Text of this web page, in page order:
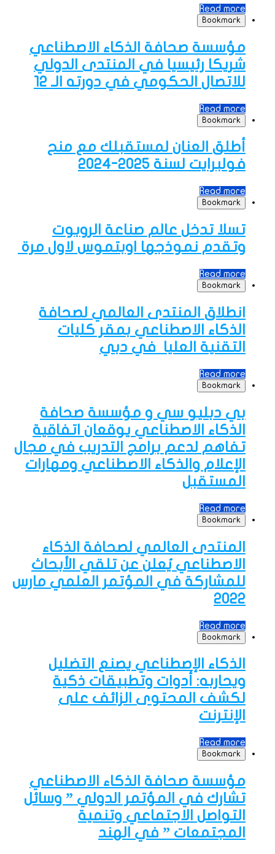
Read more
Bookmark
مؤسسة صحافة الذكاء الاصطناعي
شريكا رئيسيا في المنتدى الدولي
للاتصال الحكومي في دورته الـ 12
Read more
Bookmark
أطلق العنان لمستقبلك مع منح
فولبرايت لسنة 2025-2024
Read more
Bookmark
تسلا تدخل عالم صناعة الروبوت
وتقدم نموذجها اوبتموس لاول مرة
Read more
Bookmark
انطلاق المنتدى العالمي لصحافة
الذكاء الاصطناعي بمقر كليات
التقنية العليا في دبي
Read more
Bookmark
بي دبليو سي و مؤسسة صحافة
الذكاء الاصطناعي يوقعان اتفاقية
تفاهم لدعم برامج التدريب في مجال
الإعلام والذكاء الاصطناعي ومهارات
المستقبل
Read more
Bookmark
المنتدى العالمي لصحافة الذكاء
الاصطناعي يُعلن عن تلقي الأبحاث
للمشاركة في المؤتمر العلمي مارس
2022
Read more
Bookmark
الذكاء الإصطناعي يصنع التضليل
ويحاربه: أدوات وتطبيقات ذكية
لكشف المحتوى الزائف على
الإنترنت
Read more
Bookmark
مؤسسة صحافة الذكاء الاصطناعي
تشارك في المؤتمر الدولي ” وسائل
التواصل الاجتماعي وتنمية
المجتمعات ” في الهند